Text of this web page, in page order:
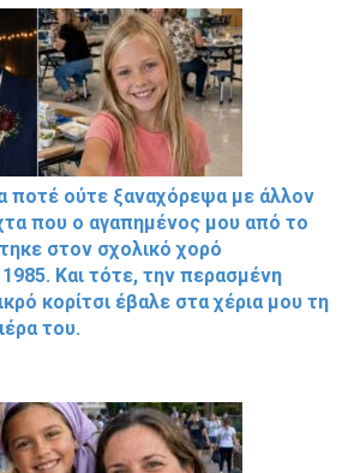
ποτέ ούτε ξαναχόρεψα με άλλον
που ο αγαπημένος μου από το
στον σχολικό χορό
Και τότε, την περασμένη
κορίτσι έβαλε στα χέρια μου τη
του.